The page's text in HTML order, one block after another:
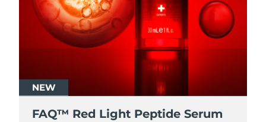
NEW
FAQ™ Red Light Peptide Serum